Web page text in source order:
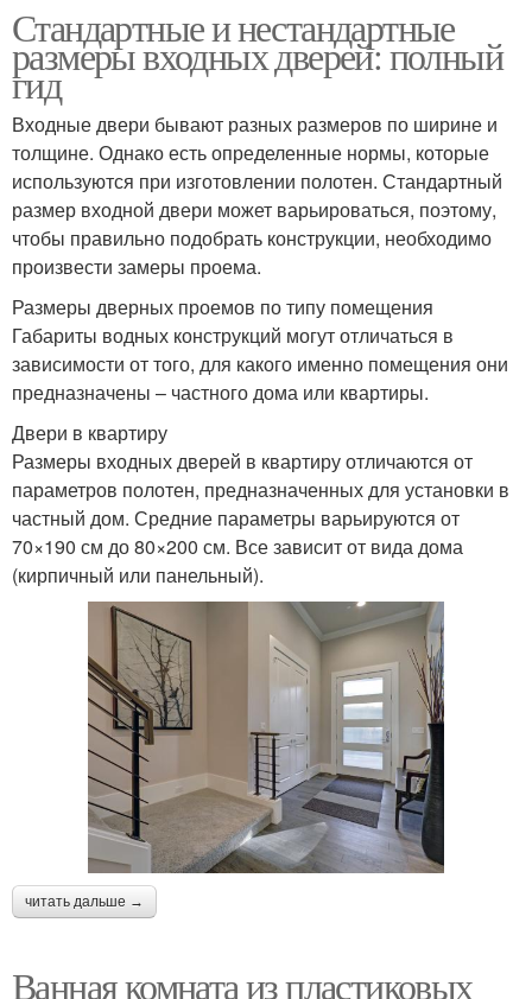
Стандартные и нестандартные
размеры входных дверей: полный
гид
Входные двери бывают разных размеров по ширине и
толщине. Однако есть определенные нормы, которые
используются при изготовлении полотен. Стандартный
размер входной двери может варьироваться, поэтому,
чтобы правильно подобрать конструкции, необходимо
произвести замеры проема.
Размеры дверных проемов по типу помещения
Габариты водных конструкций могут отличаться в
зависимости от того, для какого именно помещения они
предназначены – частного дома или квартиры.
Двери в квартиру
Размеры входных дверей в квартиру отличаются от
параметров полотен, предназначенных для установки в
частный дом. Средние параметры варьируются от
70×190 см до 80×200 см. Все зависит от вида дома
(кирпичный или панельный).
читать дальше →
Ванная комната из пластиковых